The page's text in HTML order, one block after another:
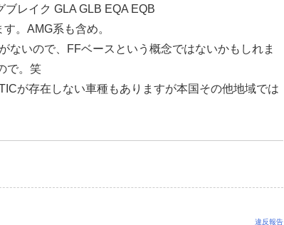
レイク GLA GLB EQA EQB
。AMG系も含め。
ないので、FFベースという概念ではないかもしれま
で。笑
が存在しない車種もありますが本国その他地域では
違反報告